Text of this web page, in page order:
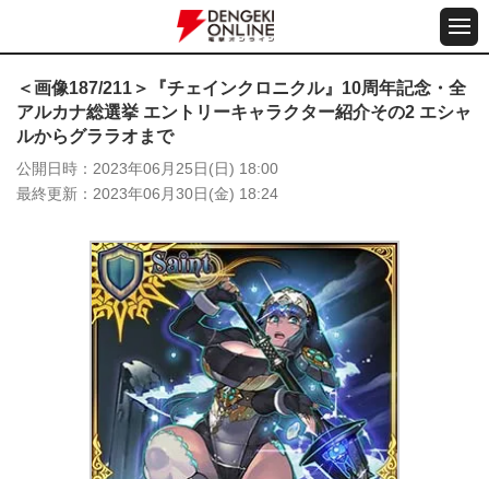
＜画像187/211＞『チェインクロニクル』10周年記念・全
アルカナ総選挙 エントリーキャラクター紹介その2 エシャ
ルからグララオまで
公開日時
2023年06月25日(日) 18:00
最終更新
2023年06月30日(金) 18:24